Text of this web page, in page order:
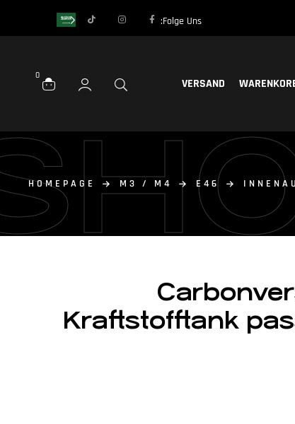
Folge Uns:
VERSAND
0
HOMEPAGE M3 / M4 E46
Kraftstofftank